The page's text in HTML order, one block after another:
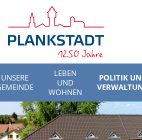
UNSERE
LEBEN
UND
WOHNEN
POLITIK